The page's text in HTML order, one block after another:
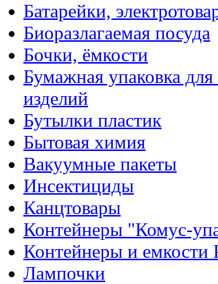
Батарейки,
Биоразлагаемая посуда
Бочки, ёмкости
Бумажная упаковка
изделий
Бутылки пластик
Бытовая химия
Вакуумные пакеты
Инсектициды
Канцтовары
Контейнеры "Комус-
Контейнеры и емкости
Лампочки